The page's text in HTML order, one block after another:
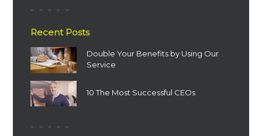
Recent Posts
Double Your Benefits by Using Our
Service
10 The Most Successful CEOs